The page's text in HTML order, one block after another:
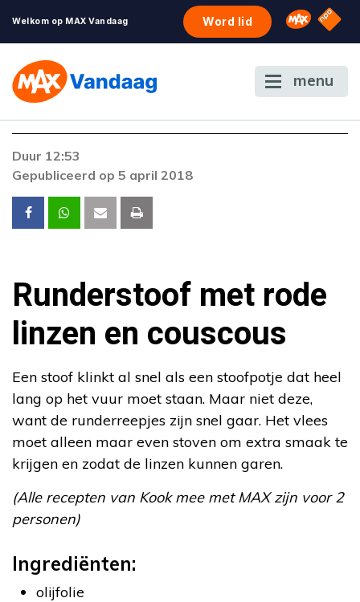
Welkom op MAX Vandaag Word lid Omroep
NPO
menu
De gewenste stream is op dit moment niet
voordoen, neem dan contact op met onze
klantenservice.
Duur 12:53
Gepubliceerd op 5 april 2018
Runderstoof met rode
linzen en couscous
Een stoof klinkt al snel als een stoofpotje dat heel
lang op het vuur moet staan. Maar niet deze,
want de runderreepjes zijn snel gaar. Het vlees
moet alleen maar even stoven om extra smaak te
krijgen en zodat de linzen kunnen garen.
(Alle recepten van Kook mee met MAX zijn voor 2
personen)
Ingrediënten:
olijfolie